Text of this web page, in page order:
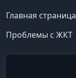
Главная страница
Проблемы с ЖКТ